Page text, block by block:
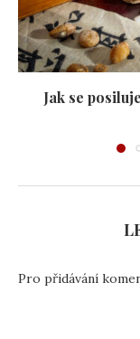
Jak se
Pro přidávání